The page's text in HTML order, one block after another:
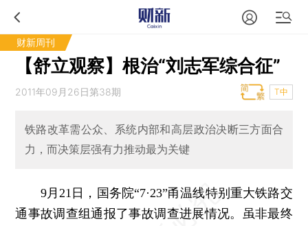
财新周刊
【舒立观察】根治“刘志军综合征”
2011年09月26日第38期 T中
铁路改革需公众、系统内部和高层政治决断三方面合
力，而决策层强有力推动最为关键
9月21日，国务院“7·23”甬温线特别重大铁路交
通事故调查组通报了事故调查进展情况。虽非最终